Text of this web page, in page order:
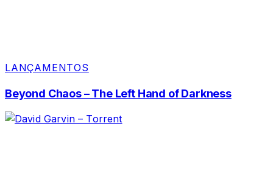
LANÇAMENTOS
Beyond Chaos – The Left Hand of Darkness